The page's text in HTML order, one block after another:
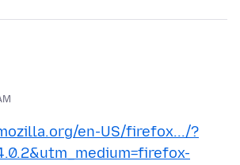
en-US/firefox.../?